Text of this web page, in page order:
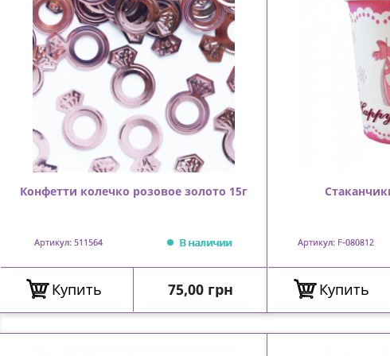
Конфетти колечко розовое золото 15г
Артикул: 511564 В наличии
Купить Цена
75,00 грн
Артикул: F-080812
Купить